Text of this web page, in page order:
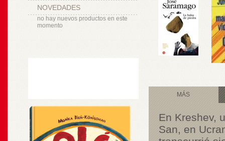
NOVEDADES
no hay nuevos productos en este
momento
MÁS
En Kreshev,
San, en